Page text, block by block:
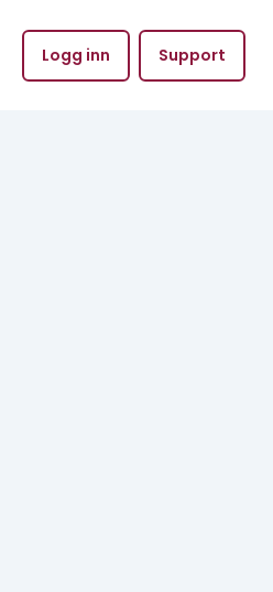
Support
Logg inn